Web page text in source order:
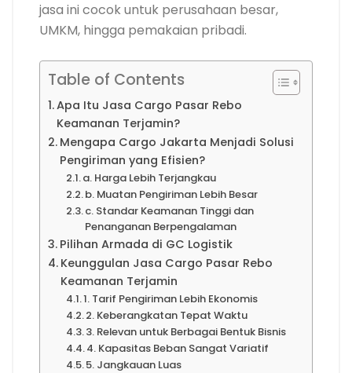
jasa ini cocok untuk perusahaan besar,
UMKM, hingga pemakaian pribadi.
Table of Contents
Apa Itu Jasa Cargo Pasar Rebo
Keamanan Terjamin?
Mengapa Cargo Jakarta Menjadi Solusi
Pengiriman yang Efisien?
a. Harga Lebih Terjangkau
b. Muatan Pengiriman Lebih Besar
c. Standar Keamanan Tinggi dan
Penanganan Berpengalaman
Pilihan Armada di GC Logistik
Keunggulan Jasa Cargo Pasar Rebo
Keamanan Terjamin
1. Tarif Pengiriman Lebih Ekonomis
2. Keberangkatan Tepat Waktu
3. Relevan untuk Berbagai Bentuk Bisnis
4. Kapasitas Beban Sangat Variatif
5. Jangkauan Luas